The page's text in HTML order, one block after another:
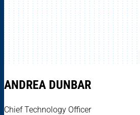
ANDREA DUNBAR
Chief Technology Officer